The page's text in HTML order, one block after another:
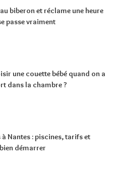
biberon et réclame une heure
passe vraiment
une couette bébé quand on a
dans la chambre ?
à Nantes : piscines, tarifs et
démarrer